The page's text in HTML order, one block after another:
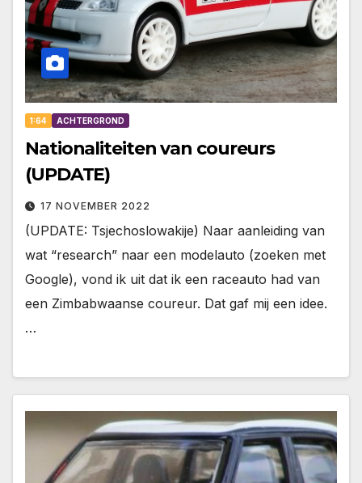
1:64 ACHTERGROND
Nationaliteiten van coureurs
(UPDATE)
17 NOVEMBER 2022
(UPDATE: Tsjechoslowakije) Naar aanleiding van
wat “research” naar een modelauto (zoeken met
Google), vond ik uit dat ik een raceauto had van
een Zimbabwaanse coureur. Dat gaf mij een idee.
…